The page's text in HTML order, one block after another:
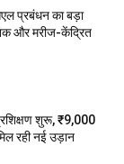
प्रबंधन का बड़ा
और मरीज-केंद्रित
शुरू, ₹9,000
रही नई उड़ान